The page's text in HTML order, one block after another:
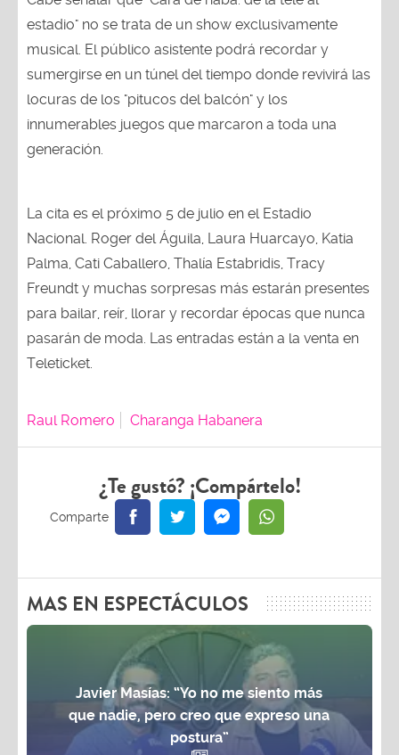
estadio" no se trata de un show exclusivamente
musical. El público asistente podrá recordar y
sumergirse en un túnel del tiempo donde revivirá las
locuras de los "pitucos del balcón" y los
innumerables juegos que marcaron a toda una
generación.
La cita es el próximo 5 de julio en el Estadio
Nacional. Roger del Águila, Laura Huarcayo, Katia
Palma, Cati Caballero, Thalía Estabridis, Tracy
Freundt y muchas sorpresas más estarán presentes
para bailar, reír, llorar y recordar épocas que nunca
pasarán de moda. Las entradas están a la venta en
Teleticket.
Raul Romero Charanga Habanera
¿Te gustó? ¡Compártelo!
MAS EN ESPECTÁCULOS
Javier Masías: “Yo no me siento más
que nadie, pero creo que expreso una
postura”